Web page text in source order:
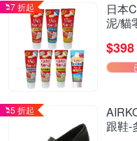
7 折起
日本
泥/貓
$398
5 折起
跟鞋-